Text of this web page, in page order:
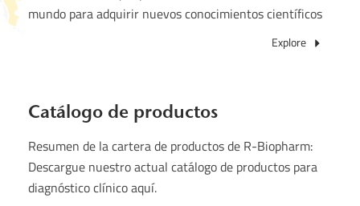
mundo para adquirir nuevos conocimientos científicos
Explore
Catálogo de productos
Resumen de la cartera de productos de R-Biopharm:
Descargue nuestro actual catálogo de productos para
diagnóstico clínico aquí.